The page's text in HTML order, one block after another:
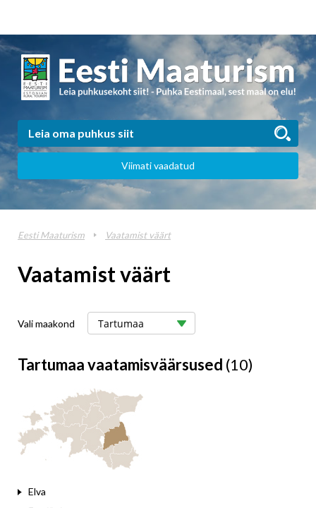
Viimati vaadatud
Eesti Maaturism Vaatamist väärt
Vaatamist väärt
Vali maakond
Tartumaa vaatamisväärsused (10)
Elva